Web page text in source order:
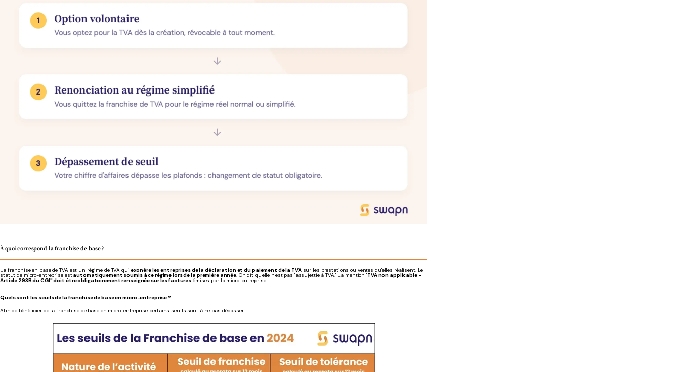
À quoi correspond la franchise de base ?
La franchise en base de TVA est un régime de TVA qui exonère les entreprises de la déclaration et du paiement de la TVAsur les prestations ou ventes qu'elles réalisent. Le
statut de micro-entreprise estautomatiquement soumis à ce régime lors de la première année. On dit qu'elle n'est pas "assujettie à TVA." La mention "TVA non applicable -
Article 293B du CGI" doit être obligatoirement renseignée sur les factures émises par la micro-entreprise.
Quels sont les seuils de la franchise de base en micro-entreprise ?
Afin de bénéficier de la franchise de base en micro-entreprise, certains seuils sont à ne pas dépasser :